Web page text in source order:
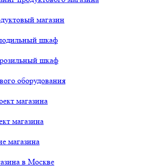
магазин
шкаф
шкаф
оборудования
магазина
магазина
магазина
в Москве